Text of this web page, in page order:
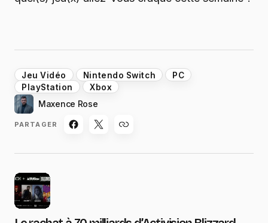
Jeu Vidéo Nintendo Switch
PC
PlayStation
Xbox
Maxence Rose
PARTAGER